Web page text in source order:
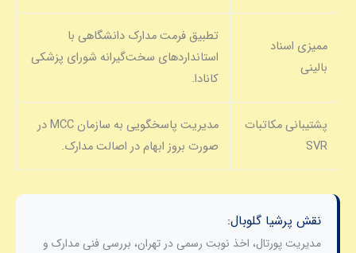
ممیزی اسناد
بالینی
تطبیق فرمت مدارک دانشگاهی با
استانداردهای سخت‌گیرانه شورای پزشکی
کانادا.
پشتیبانی مکاتبات
SVR
مدیریت پاسخگویی به سازمان MCC در
صورت بروز ابهام در اصالت مدارک.
نقش پرشیا گلوبال:
مدیریت پورتال، اخذ نوبت رسمی در تهران، بررسی فنی مدارک و